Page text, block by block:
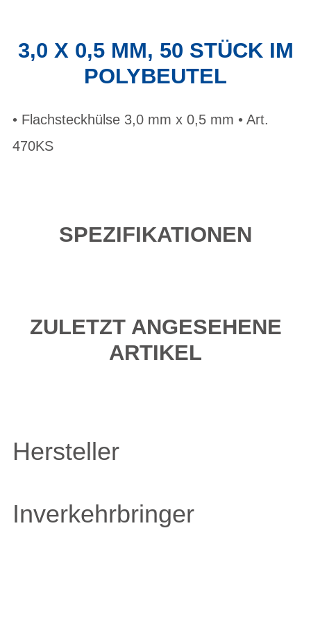
3,0 X 0,5 MM, 50 STÜCK IM
POLYBEUTEL
• Flachsteckhülse 3,0 mm x 0,5 mm • Art.
470KS
SPEZIFIKATIONEN
ZULETZT ANGESEHENE
ARTIKEL
Hersteller
Inverkehrbringer